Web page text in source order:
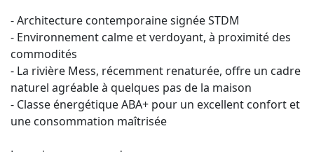
- Architecture contemporaine signée STDM
- Environnement calme et verdoyant, à proximité des
commodités
- La rivière Mess, récemment renaturée, offre un cadre
naturel agréable à quelques pas de la maison
- Classe énergétique ABA+ pour un excellent confort et
une consommation maîtrisée